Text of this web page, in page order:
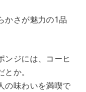
かさが魅力の1品
ンジには、コーヒ
か。
の味わいを満喫で